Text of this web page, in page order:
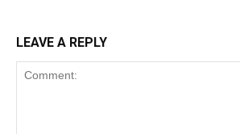
LEAVE A REPLY